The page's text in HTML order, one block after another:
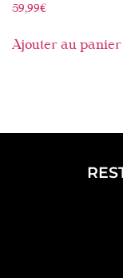
59,99€
Ajouter au panier